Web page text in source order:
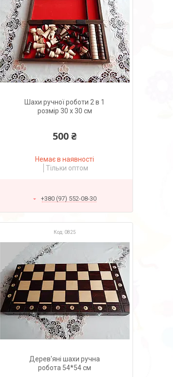
Шахи ручної роботи 2 в 1
розмір 30 х 30 см
500 ₴
Немає в наявності
Тільки оптом
+380 (97) 552-08-30
0825
Дерев'яні шахи ручна
робота 54*54 см